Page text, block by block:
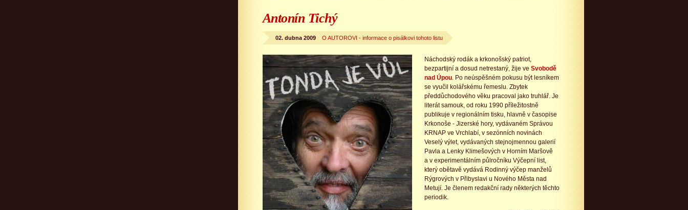
Antonín Tichý
02. dubna 2009 O AUTOROVI - informace o pisálkovi tohoto listu
Náchodský rodák a krkonošský patriot,
bezpartijní a dosud netrestaný, žije ve Svobodě
nad Úpou. Po neúspěšném pokusu být lesníkem
se vyučil kolářskému řemeslu. Zbytek
předdůchodového věku pracoval jako truhlář. Je
literát samouk, od roku 1990 příležitostně
publikuje v regionálním tisku, hlavně v časopise
Krkonoše - Jizerské hory, vydávaném Správou
KRNAP ve Vrchlabí, v sezónních novinách
Veselý výlet, vydávaných stejnojmennou galerií
Pavla a Lenky Klimešových v Horním Maršově
a v experimentálním půlročníku Výčepní list,
který obětavě vydává Rodinný výčep manželů
Rýgrových v Přibyslavi u Nového Města nad
Metují. Je členem redakční rady některých těchto
periodik.